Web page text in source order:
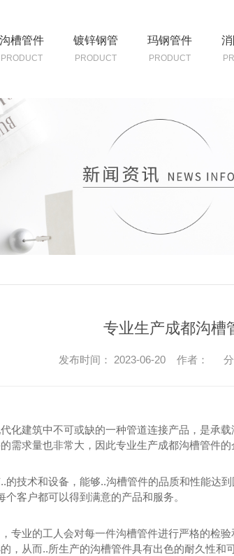
沟槽管件
PRODUCT
镀锌钢管
PRODUCT
玛钢管件
PRODUCT
专业生产成都沟槽
发布时间： 2023-06-20 作者：
化建筑中不可或缺的一种管道连接产品，是承
需求量也非常大，因此专业生产成都沟槽管件的
的技术和设备，能够..沟槽管件的品质和性能达
个客户都可以得到满意的产品和服务。
专业的工人会对每一件沟槽管件进行严格的检
，从而..所生产的沟槽管件具有出色的耐久性和